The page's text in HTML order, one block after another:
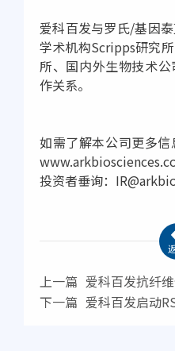
爱科百发与罗氏/基因
学术机构Scripps研究
所、国内外生物技术
作关系。
如需了解本公司更多信
投资者垂询：
上一篇 爱科百发抗纤
FDA批准开展IPF患者II
下一篇 爱科百发启动